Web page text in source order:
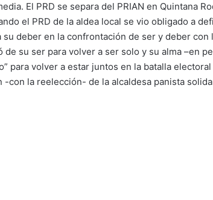
El PRD se separa del PRIAN en Quintana
el PRD de la aldea local se vio obligado a
su deber en la confrontación de ser y deber con
de su ser para volver a ser solo y su alma –en
para volver a estar juntos en la batalla
-con la reelección- de la alcaldesa panista